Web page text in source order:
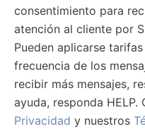
consentimiento para
atención al cliente por
Pueden aplicarse
frecuencia de los
recibir más mensajes,
ayuda, responda HELP.
Privacidad y nuestros